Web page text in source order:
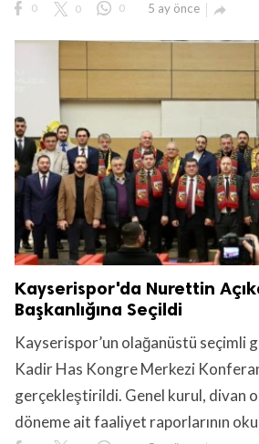
0 0 0 5 ay önce 
Kayserispor'da Nurettin
Başkanlığına Seçildi
Kayserispor’un olağanüstü seçimli
Kadir Has Kongre Merkezi
gerçekleştirildi. Genel kurul, divan
döneme ait faaliyet raporlarının